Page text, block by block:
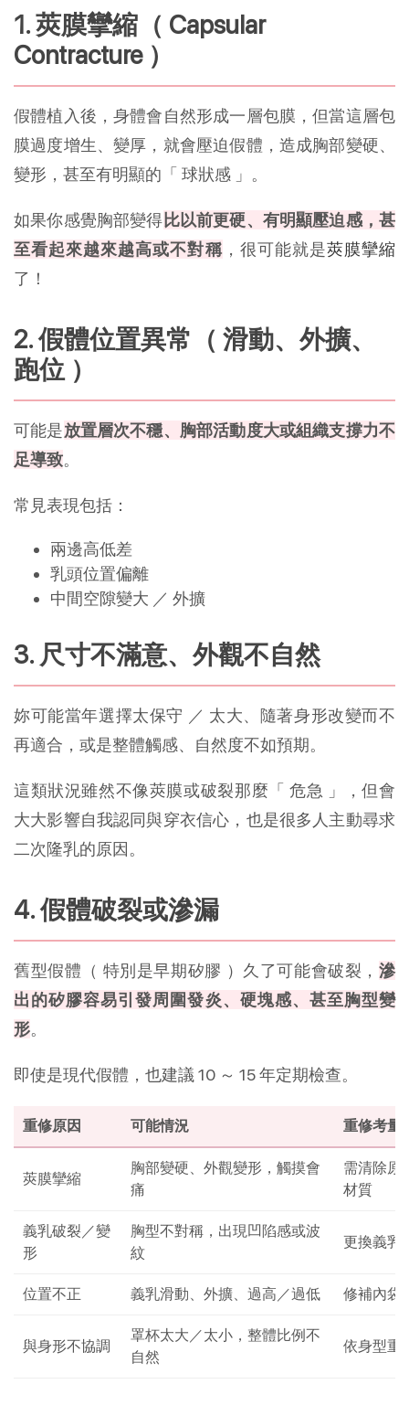
1. 莢膜攣縮（ Capsular
Contracture ）
假體植入後，身體會自然形成一層包膜，但當這層包
膜過度增生、變厚，就會壓迫假體，造成胸部變硬、
變形，甚至有明顯的「 球狀感 」。
如果你感覺胸部變得比以前更硬、有明顯壓迫感，甚
至看起來越來越高或不對稱，很可能就是莢膜攣縮
了！
2. 假體位置異常（ 滑動、外擴、
跑位 ）
可能是放置層次不穩、胸部活動度大或組織支撐力不
足導致。
常見表現包括：
兩邊高低差
乳頭位置偏離
中間空隙變大 ／ 外擴
3. 尺寸不滿意、外觀不自然
妳可能當年選擇太保守 ／ 太大、隨著身形改變而不
再適合，或是整體觸感、自然度不如預期。
這類狀況雖然不像莢膜或破裂那麼「 危急 」，但會
大大影響自我認同與穿衣信心，也是很多人主動尋求
二次隆乳的原因。
4. 假體破裂或滲漏
舊型假體（ 特別是早期矽膠 ）久了可能會破裂， 滲
出的矽膠容易引發周圍發炎、硬塊感、甚至胸型變
形。
即使是現代假體，也建議 10 ～ 15 年定期檢查。
重修原因 可能情況 重修考量
莢膜攣縮
胸部變硬、外觀變形，觸摸會
痛
需清除原
材質
義乳破裂／變
形
胸型不對稱，出現凹陷感或波
紋
更換義乳
位置不正 義乳滑動、外擴、過高／過低 修補內袋
與身形不協調
罩杯太大／太小，整體比例不
自然
依身型重